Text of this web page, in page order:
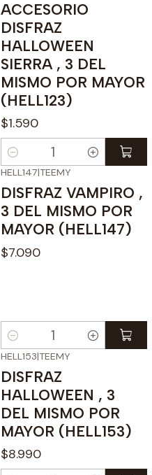
ACCESORIO
DISFRAZ
HALLOWEEN
SIERRA , 3 DEL
MISMO POR MAYOR
(HELL123)
$1.590
Cantidad
HELL147|TEEMY
DISFRAZ VAMPIRO ,
3 DEL MISMO POR
MAYOR (HELL147)
$7.090
Cantidad
HELL153|TEEMY
DISFRAZ
HALLOWEEN , 3
DEL MISMO POR
MAYOR (HELL153)
$8.990